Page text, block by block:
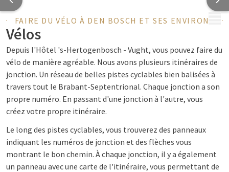
FAIRE DU VÉLO À DEN BOSCH ET SES ENVIRONS
Vélos
Depuis l'Hôtel 's-Hertogenbosch - Vught, vous pouvez faire du
vélo de manière agréable. Nous avons plusieurs itinéraires de
jonction. Un réseau de belles pistes cyclables bien balisées à
travers tout le Brabant-Septentrional. Chaque jonction a son
propre numéro. En passant d'une jonction à l'autre, vous
créez votre propre itinéraire.
Le long des pistes cyclables, vous trouverez des panneaux
indiquant les numéros de jonction et des flèches vous
montrant le bon chemin. À chaque jonction, il y a également
un panneau avec une carte de l'itinéraire, vous permettant de